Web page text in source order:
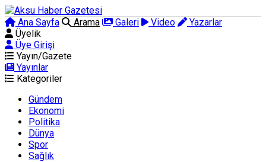
Ana Sayfa Arama Galeri Video
Yazarlar
Üyelik
Üye Girişi
Yayın/Gazete
Yayınlar
Kategoriler
Gündem
Ekonomi
Politika
Dünya
Spor
Sağlık